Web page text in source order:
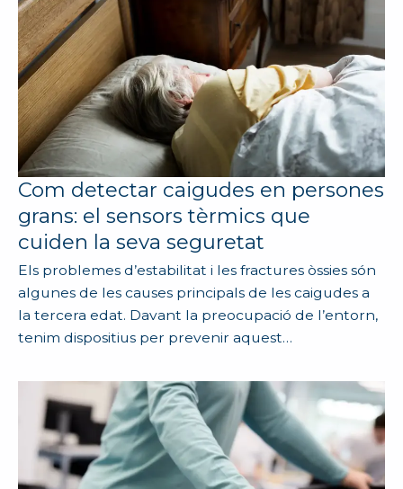
Com detectar caigudes en persones
grans: el sensors tèrmics que
cuiden la seva seguretat
Els problemes d’estabilitat i les fractures òssies són
algunes de les causes principals de les caigudes a
la tercera edat. Davant la preocupació de l’entorn,
tenim dispositius per prevenir aquest…